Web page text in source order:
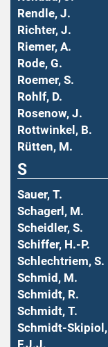
Rendle, J.
Richter, J.
Riemer, A.
Rode, G.
Roemer, S.
Rohlf, D.
Rosenow, J.
Rottwinkel, B.
Rütten, M.
S
Sauer, T.
Schagerl, M.
Scheidler, S.
Schiffer, H.-P.
Schlechtriem, S.
Schmid, M.
Schmidt, R.
Schmidt, T.
Schmidt-Skipiol,
F.J.J.